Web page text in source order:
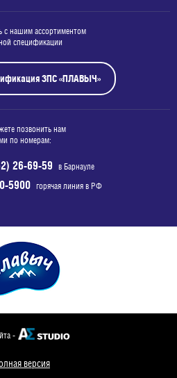
с нашим ассортиментом
спецификации
ЗПС «ПЛАВЫЧ»
позвонить нам
по номерам:
26-69-59 в Барнауле
5900 горячая линия в РФ
-
версия